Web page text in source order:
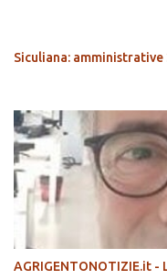
Siculiana:
AGRIGENTONOTIZIE.it